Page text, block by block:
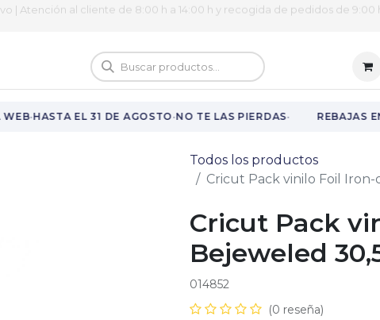
| Atención al cliente de 8:00 h a 14:00 h y recogida de pedidos de 9:00
Vuelta al cole
·HASTA EL 31 DE AGOSTO·NO TE LAS PIERDAS· REBAJAS
Todos los productos
Cricut Pack vinilo Foil
Cricut Pack
Bejeweled
014852
(0 reseña)